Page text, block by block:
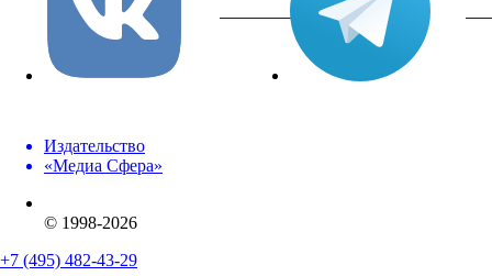
вКонтакте
Издательство
«Медиа Сфера»
© 1998-2026
+7 (495) 482-43-29